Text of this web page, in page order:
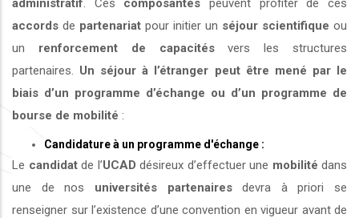
accords de partenariat pour initier un séjour scientifique ou
un renforcement de capacitésvers les structures
partenaires. Un séjour à l’étranger peut être mené par le
biais d’un programme d’échange ou d’un programme de
bourse de mobilité :
Candidature à un programme d'échange :
Le candidatde l’UCAD désireux d’effectuer une mobilité dans
une de nos universités partenairesdevra à priori se
renseigner sur l’existence d’une convention en vigueur avant de